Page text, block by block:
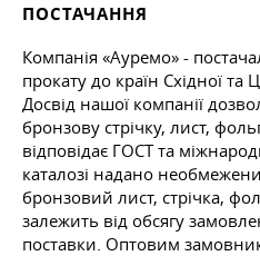
ПОСТАЧАННЯ
Компанія «Ауремо» -
прокату до країн Східної та
Досвід нашої компанії
бронзову стрічку, лист,
відповідає ГОСТ та
каталозі надано
бронзовий лист, стрічка,
залежить від обсягу
поставки. Оптовим